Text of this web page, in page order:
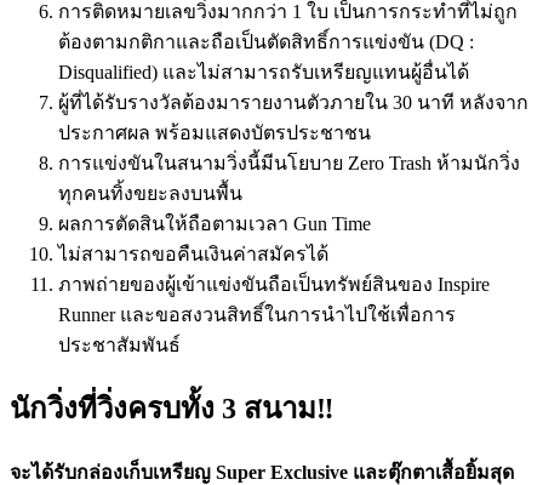
การติดหมายเลขวิ่งมากกว่า 1 ใบ เป็นการกระทำที่ไม่ถูก
ต้องตามกติกาและถือเป็นตัดสิทธิ์การแข่งขัน (DQ :
Disqualified) และไม่สามารถรับเหรียญแทนผู้อื่นได้
ผู้ที่ได้รับรางวัลต้องมารายงานตัวภายใน 30 นาที หลังจาก
ประกาศผล พร้อมแสดงบัตรประชาชน
การแข่งขันในสนามวิ่งนี้มีนโยบาย Zero Trash ห้ามนักวิ่ง
ทุกคนทิ้งขยะลงบนพื้น
ผลการตัดสินให้ถือตามเวลา Gun Time
ไม่สามารถขอคืนเงินค่าสมัครได้
ภาพถ่ายของผู้เข้าแข่งขันถือเป็นทรัพย์สินของ Inspire
Runner และขอสงวนสิทธิ์ในการนำไปใช้เพื่อการ
ประชาสัมพันธ์
นักวิ่งที่วิ่งครบทั้ง 3 สนาม‼️
จะได้รับกล่องเก็บเหรียญ​ Super​ Exclusive และตุ๊กตาเสื้อยิ้มสุด